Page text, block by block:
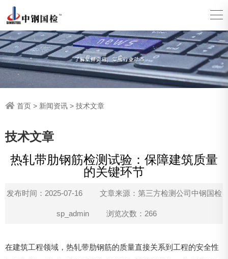
首页 > 新闻资讯 > 技术文章
技术文章
热轧带肋钢筋检测试验：保障建筑质量
的关键环节
发布时间：2025-07-16 文章来源：第三方检测公司中钢国检
sp_admin 浏览次数：266
在建筑工程领域，热轧带肋钢筋的质量直接关系到工程的安全性